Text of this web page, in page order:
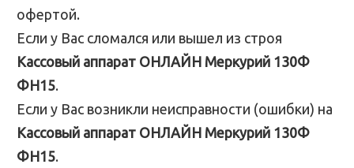
офертой.
Если у Вас сломался или вышел из строя
Кассовый аппарат ОНЛАЙН Меркурий 130Ф
ФН15.
Если у Вас возникли неисправности (ошибки) на
Кассовый аппарат ОНЛАЙН Меркурий 130Ф
ФН15.